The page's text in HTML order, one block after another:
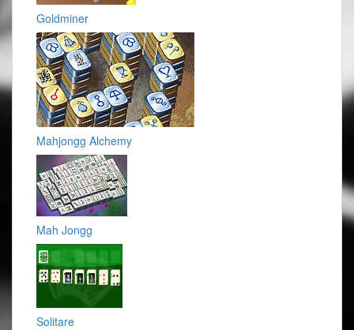
Goldminer
Mahjongg Alchemy
Mah Jongg
Solitare